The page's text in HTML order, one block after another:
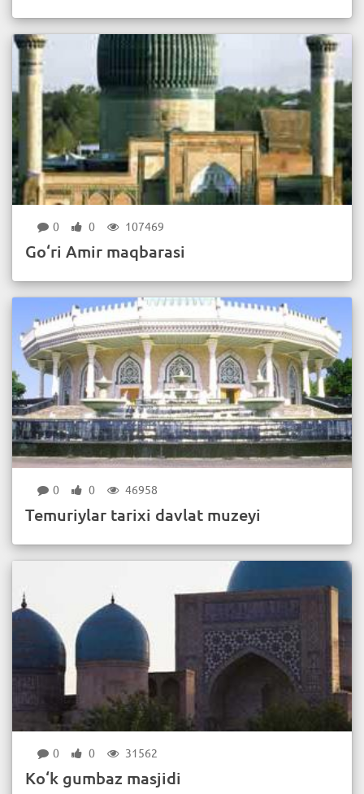
0 0 107469
Go‘ri Amir maqbarasi
0 0 46958
Temuriylar tarixi davlat muzeyi
0 0 31562
Ko‘k gumbaz masjidi